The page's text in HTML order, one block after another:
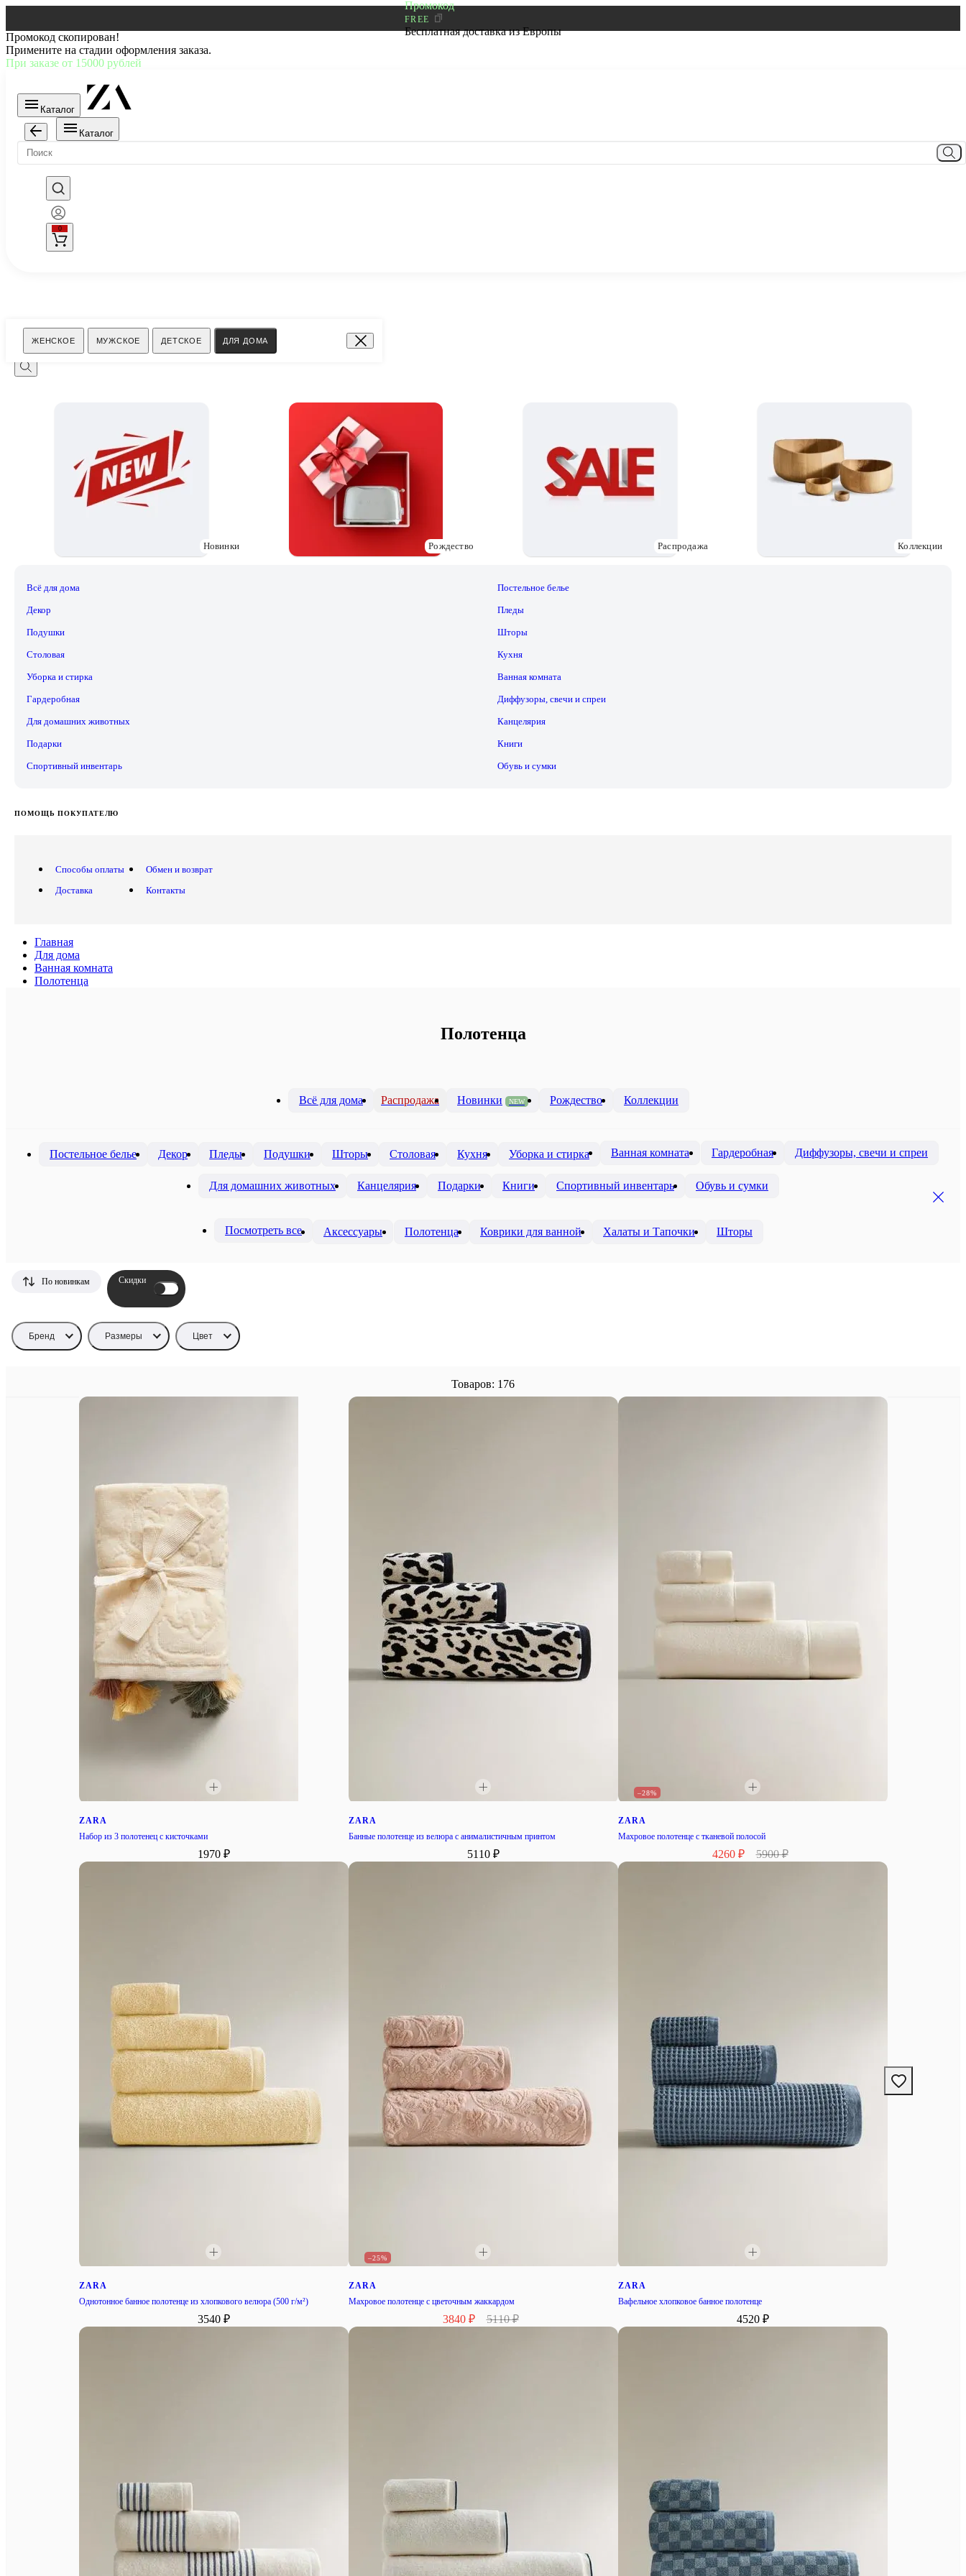
Промокод
FREE
Бесплатная доставка из Европы
Промокод скопирован!
Примените на стадии оформления заказа.
При заказе от 15000 рублей
Каталог
Каталог
0
ЖЕНСКОЕ МУЖСКОЕ ДЕТСКОЕ ДЛЯ ДОМА
Поиск
Новинки Рождество Распродажа Коллекции
Всё для дома Постельное белье
Декор Пледы
Подушки Шторы
Столовая Кухня
Уборка и стирка Ванная комната
Гардеробная Диффузоры, свечи и спреи
Для домашних животных Канцелярия
Подарки Книги
Спортивный инвентарь Обувь и сумки
ПОМОЩЬ ПОКУПАТЕЛЮ
Способы оплаты
Доставка
Обмен и возврат
Контакты
Главная
Для дома
Ванная комната
Полотенца
Полотенца
Всё для дома Распродажа Новинки NEW Рождество Коллекции
Постельное белье Декор Пледы Подушки Шторы Столовая Кухня Уборка и стирка Ванная комната Гардеробная Диффузоры, свечи и спреи
Для домашних животных Канцелярия Подарки Книги Спортивный инвентарь Обувь и сумки
Посмотреть все Аксессуары Полотенца Коврики для ванной Халаты и Тапочки Шторы
Бренд Размеры Цвет
Товаров: 176
По новинкам Скидки
ZARA
Набор из 3 полотенец с кисточками
1970 ₽
ZARA
Банные полотенце из велюра с анималистичным принтом
5110 ₽
–28%
ZARA
Махровое полотенце с тканевой полосой
4260 ₽ 5900 ₽
ZARA
Однотонное банное полотенце из хлопкового велюра (500 г/м²)
3540 ₽
–25%
ZARA
Махровое полотенце с цветочным жаккардом
3840 ₽ 5110 ₽
ZARA
Вафельное хлопковое банное полотенце
4520 ₽